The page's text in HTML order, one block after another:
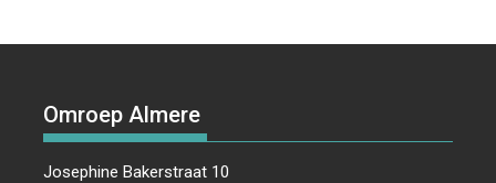
Omroep Almere
Josephine Bakerstraat 10